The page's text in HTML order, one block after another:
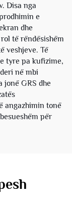
Disa nga
e
dhe
të rëndësishëm
veshjeve. Të
tyre pa kufizime,
në mbi
jonë GRS dhe
angazhimin tonë
për